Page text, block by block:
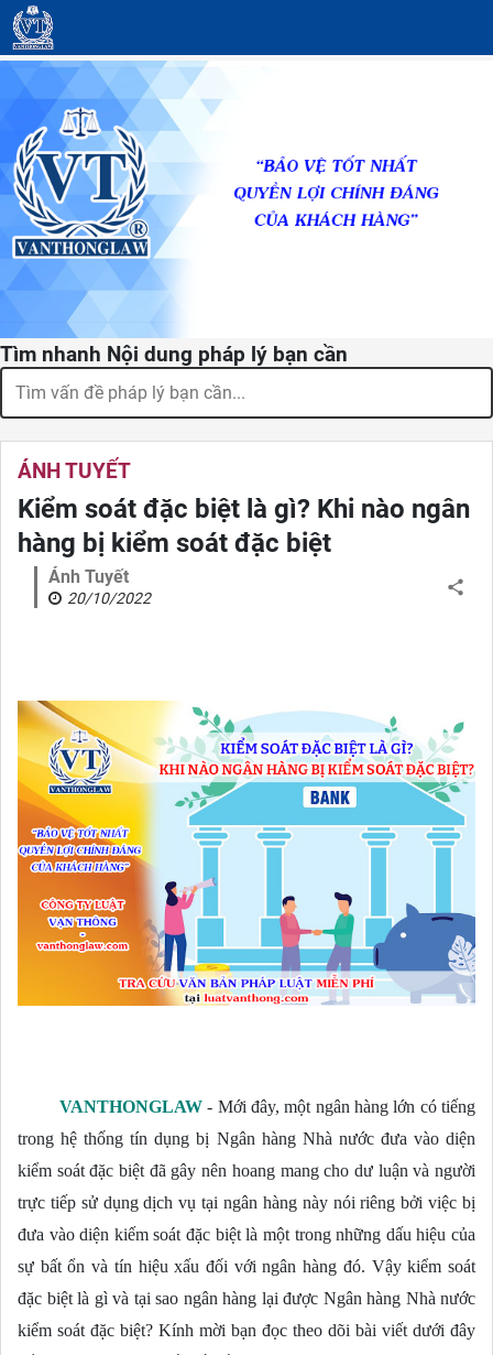
Tìm nhanh Nội dung pháp lý bạn cần
ÁNH TUYẾT
Kiểm soát đặc biệt là gì? Khi nào ngân
hàng bị kiểm soát đặc biệt
Ánh Tuyết
20/10/2022
VANTHONGLAW- Mới đây, một ngân hàng lớn có tiếng
trong hệ thống tín dụng bị Ngân hàng Nhà nước đưa vào diện
kiểm soát đặc biệt đã gây nên hoang mang cho dư luận và người
trực tiếp sử dụng dịch vụ tại ngân hàng này nói riêng bởi việc bị
đưa vào diện kiếm soát đặc biệt là một trong những dấu hiệu của
sự bất ổn và tín hiệu xấu đối với ngân hàng đó. Vậy kiểm soát
đặc biệt là gì và tại sao ngân hàng lại được Ngân hàng Nhà nước
kiểm soát đặc biệt? Kính mời bạn đọc theo dõi bài viết dưới đây